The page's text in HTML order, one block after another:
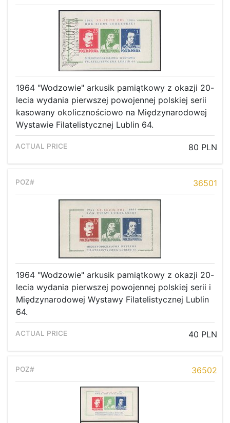
1964 "Wodzowie" arkusik pamiątkowy z okazji 20-
lecia wydania pierwszej powojennej polskiej serii
kasowany okolicznościowo na Międzynarodowej
Wystawie Filatelistycznej Lublin 64.
80 PLN
36501
1964 "Wodzowie" arkusik pamiątkowy z okazji 20-
lecia wydania pierwszej powojennej polskiej serii i
Międzynarodowej Wystawy Filatelistycznej Lublin
64.
40 PLN
36502